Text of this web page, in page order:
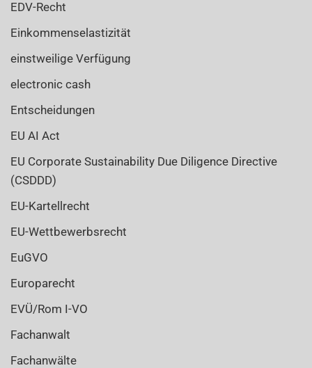
EDV-Recht
Einkommenselastizität
einstweilige Verfügung
electronic cash
Entscheidungen
EU AI Act
EU Corporate Sustainability Due Diligence Directive
(CSDDD)
EU-Kartellrecht
EU-Wettbewerbsrecht
EuGVO
Europarecht
EVÜ/Rom I-VO
Fachanwalt
Fachanwälte